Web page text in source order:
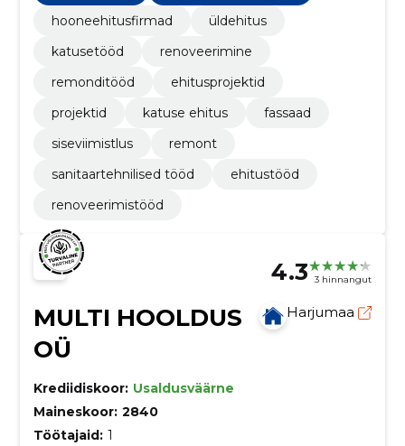
hooneehitusfirmad
üldehitus
katusetööd
renoveerimine
remonditööd
ehitusprojektid
projektid
katuse ehitus
fassaad
siseviimistlus
remont
sanitaartehnilised tööd
ehitustööd
renoveerimistööd
4.3 3 hinnangut
MULTI HOOLDUS
OÜ
Harjumaa
Krediidiskoor: Usaldusväärne
Maineskoor: 2840
Töötajaid: 1